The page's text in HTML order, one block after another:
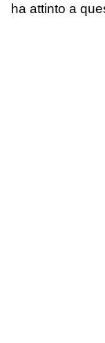
ha attinto a